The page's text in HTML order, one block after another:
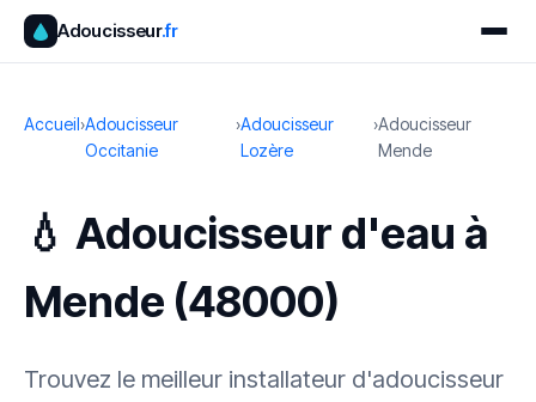
Adoucisseur.fr
Accueil›Adoucisseur
Occitanie
›Adoucisseur
Lozère
›Adoucisseur
Mende
💧 Adoucisseur d'eau à
Mende (48000)
Trouvez le meilleur installateur d'adoucisseur